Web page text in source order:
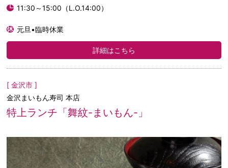
11:30～15:00（L.O.14:00）
元旦•臨時休業
詳細はこちら
[ 金沢市 ]
金沢まいもん寿司 本店
特上ランチ「舞紋-まいもん-」